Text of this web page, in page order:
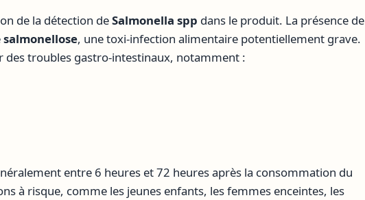
de la détection deSalmonella spp dans le produit. La présence de
salmonellose, une toxi-infection alimentaire potentiellement grave.
des troubles gastro-intestinaux, notamment :
entre 6 heures et 72 heures après la consommation du
à risque, comme les jeunes enfants, les femmes enceintes, les